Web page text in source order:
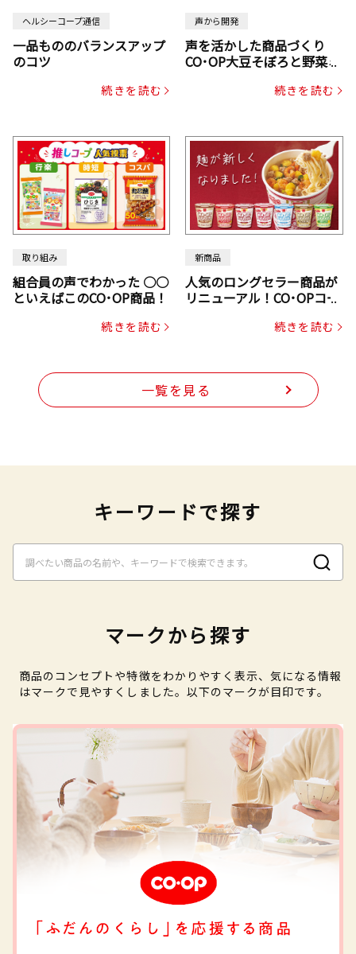
ヘルシーコープ通信
一品もののバランスアップ
のコツ
続きを読む
声から開発
声を活かした商品づくり
CO･OP大豆そぼろと野菜ミ
じん・コーン入り）続きを読む
取り組み
組合員の声でわかった ○○
といえばこのCO･OP商品！
続きを読む
新商品
人気のロングセラー商品が
リニューアル！CO･OPコー
続きを読む
一覧を見る
キーワードで探す
マークから探す
商品のコンセプトや特徴をわかりやすく表示、気になる情報
はマークで見やすくしました。以下のマークが目印です。